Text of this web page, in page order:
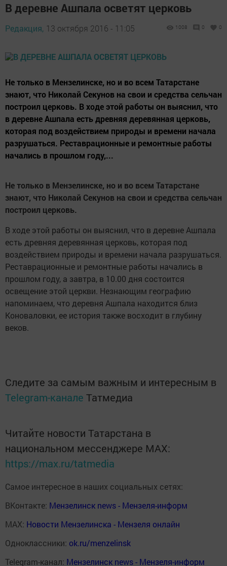
В деревне Ашпала осветят церковь
Редакция, 13 октября 2016 - 11:05 1008 0 0
Не только в Мензелинске, но и во всем Татарстане
знают, что Николай Секунов на свои и средства сельчан
построил церковь. В ходе этой работы он выяснил, что
в деревне Ашпала есть древняя деревянная церковь,
которая под воздействием природы и времени начала
разрушаться. Реставрационные и ремонтные работы
начались в прошлом году,...
Не только в Мензелинске, но и во всем Татарстане
знают, что Николай Секунов на свои и средства сельчан
построил церковь.
В ходе этой работы он выяснил, что в деревне Ашпала
есть древняя деревянная церковь, которая под
воздействием природы и времени начала разрушаться.
Реставрационные и ремонтные работы начались в
прошлом году, а завтра, в 10.00 дня состоится
освещение этой церкви. Незнающим географию
напоминаем, что деревня Ашпала находится близ
Коноваловки, ее история также восходит в глубину
веков.
Следите за самым важным и интересным в
Telegram-канале Татмедиа
Читайте новости Татарстана в
национальном мессенджере MАХ:
https://max.ru/tatmedia
Самое интересное в наших социальных сетях:
ВКонтакте: Мензелинск news - Мензеля-информ
MAX: Новости Мензелинска - Мензеля онлайн
Одноклассники: ok.ru/menzelinsk
Telegram-канал: Мензелинск news - Мензеля-информ